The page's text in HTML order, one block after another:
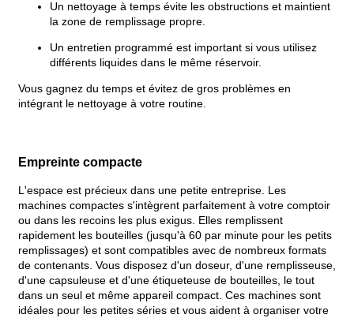
Un nettoyage à temps évite les obstructions et maintient
la zone de remplissage propre.
Un entretien programmé est important si vous utilisez
différents liquides dans le même réservoir.
Vous gagnez du temps et évitez de gros problèmes en
intégrant le nettoyage à votre routine.
Empreinte compacte
L'espace est précieux dans une petite entreprise. Les
machines compactes s'intègrent parfaitement à votre comptoir
ou dans les recoins les plus exigus. Elles remplissent
rapidement les bouteilles (jusqu'à 60 par minute pour les petits
remplissages) et sont compatibles avec de nombreux formats
de contenants. Vous disposez d'un doseur, d'une remplisseuse,
d'une capsuleuse et d'une étiqueteuse de bouteilles, le tout
dans un seul et même appareil compact. Ces machines sont
idéales pour les petites séries et vous aident à organiser votre